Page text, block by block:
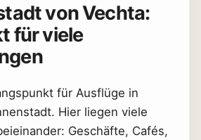
von Vechta:
für viele
für Ausflüge in
Hier liegen viele
Geschäfte, Cafés,